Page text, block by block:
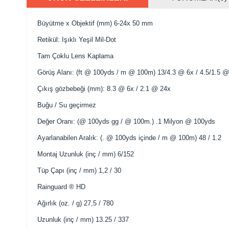
Büyütme x Objektif (mm) 6-24x 50 mm
Retikül : I şıklı Yeşil Mil -Dot
Tam Çoklu Lens Kaplama
Görüş Alanı: (ft @ 100yds / m @ 100m) 13/4.3 @ 6x / 4.5/1.5 @
Çıkış gözbebeği (mm): 8.3 @ 6x / 2.1 @ 24x
Buğu / Su geçirmez
Değer Oranı: (@ 100yds gg / @ 100m.) .1 Milyon @ 100yds
Ayarlanabilen Aralık: (. @ 100yds içinde / m @ 100m) 48 / 1.2
Montaj Uzunluk (inç / mm) 6/152
Tüp Çapı (inç / mm) 1,2 / 30
Rainguard ® HD
Ağırlık (oz. / g) 27,5 / 780
Uzunluk (inç / mm) 13.25 / 337